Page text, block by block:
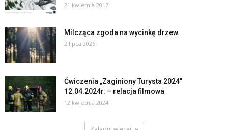
21 kwietnia 2017
Milcząca zgoda na wycinkę drzew.
2 lipca 2025
Ćwiczenia „Zaginiony Turysta 2024”
12.04.2024r. – relacja filmowa
12 kwietnia 2024